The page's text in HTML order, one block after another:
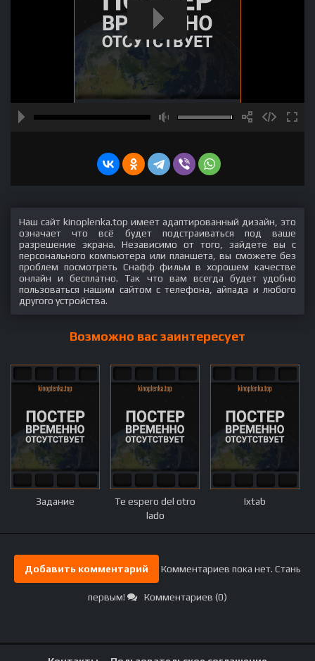
Наш сайт kinoplenka.top имеет адаптированный дизайн, это
означает что всё будет подстраиваться под ваше
разрешение экрана. Независимо от того, зайдете вы с
персонального компьютера или планшета, вы сможете без
проблем посмотреть Снафф фильм в хорошем качестве
онлайн и бесплатно. Так что вам всегда будет удобно
пользоваться нашим сайтом с телефона, айпада и любого
другого устройства.
Возможно вас заинтересует
Задание
Te espero del otro
lado
Ixtab
Добавить комментарий Комментариев пока нет. Стань
первым! Комментариев (0)